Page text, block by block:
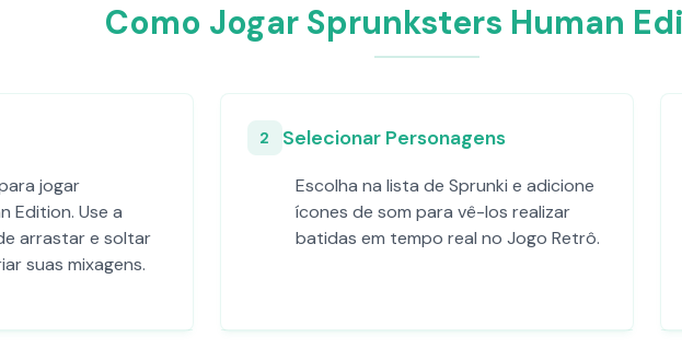
Como Jogar Sprunksters Human
jogar
Edition. Use a
arrastar e soltar
suas mixagens.
2 Selecionar Personagens
Escolha na lista de Sprunki e adicione
ícones de som para vê-los realizar
batidas em tempo real no Jogo Retrô.